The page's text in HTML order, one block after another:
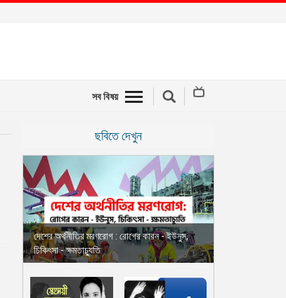
সব বিষয়
ছবিতে দেখুন
দেশের অর্থনীতির মরণরোগ : রোগের কারন - ইউনুস,
চিকিৎসা - ক্ষমতাচ্যুতি